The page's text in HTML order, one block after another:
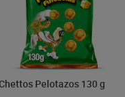
Pelotazos 130 g